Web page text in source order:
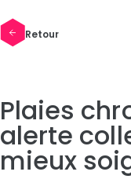
Retour
Plaies
alerte
mieux